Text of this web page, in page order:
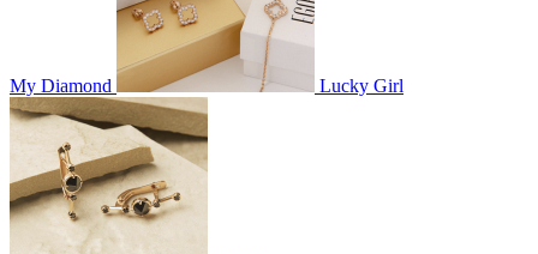
My Diamond Lucky Girl